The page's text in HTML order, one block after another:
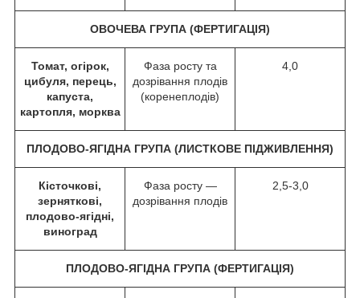
ОВОЧЕВА ГРУПА (ФЕРТИГАЦІЯ)
Томат, огірок,
цибуля, перець,
капуста,
картопля, морква
Фаза росту та
дозрівання плодів
(коренеплодів)
4,0
ПЛОДОВО-ЯГІДНА ГРУПА (ЛИСТКОВЕ ПІДЖИВЛЕННЯ)
Кісточкові,
зерняткові,
плодово-ягідні,
виноград
Фаза росту —
дозрівання плодів
2,5-3,0
ПЛОДОВО-ЯГІДНА ГРУПА (ФЕРТИГАЦІЯ)